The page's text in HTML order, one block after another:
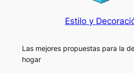
Estilo y
Las mejores propuestas para la
hogar